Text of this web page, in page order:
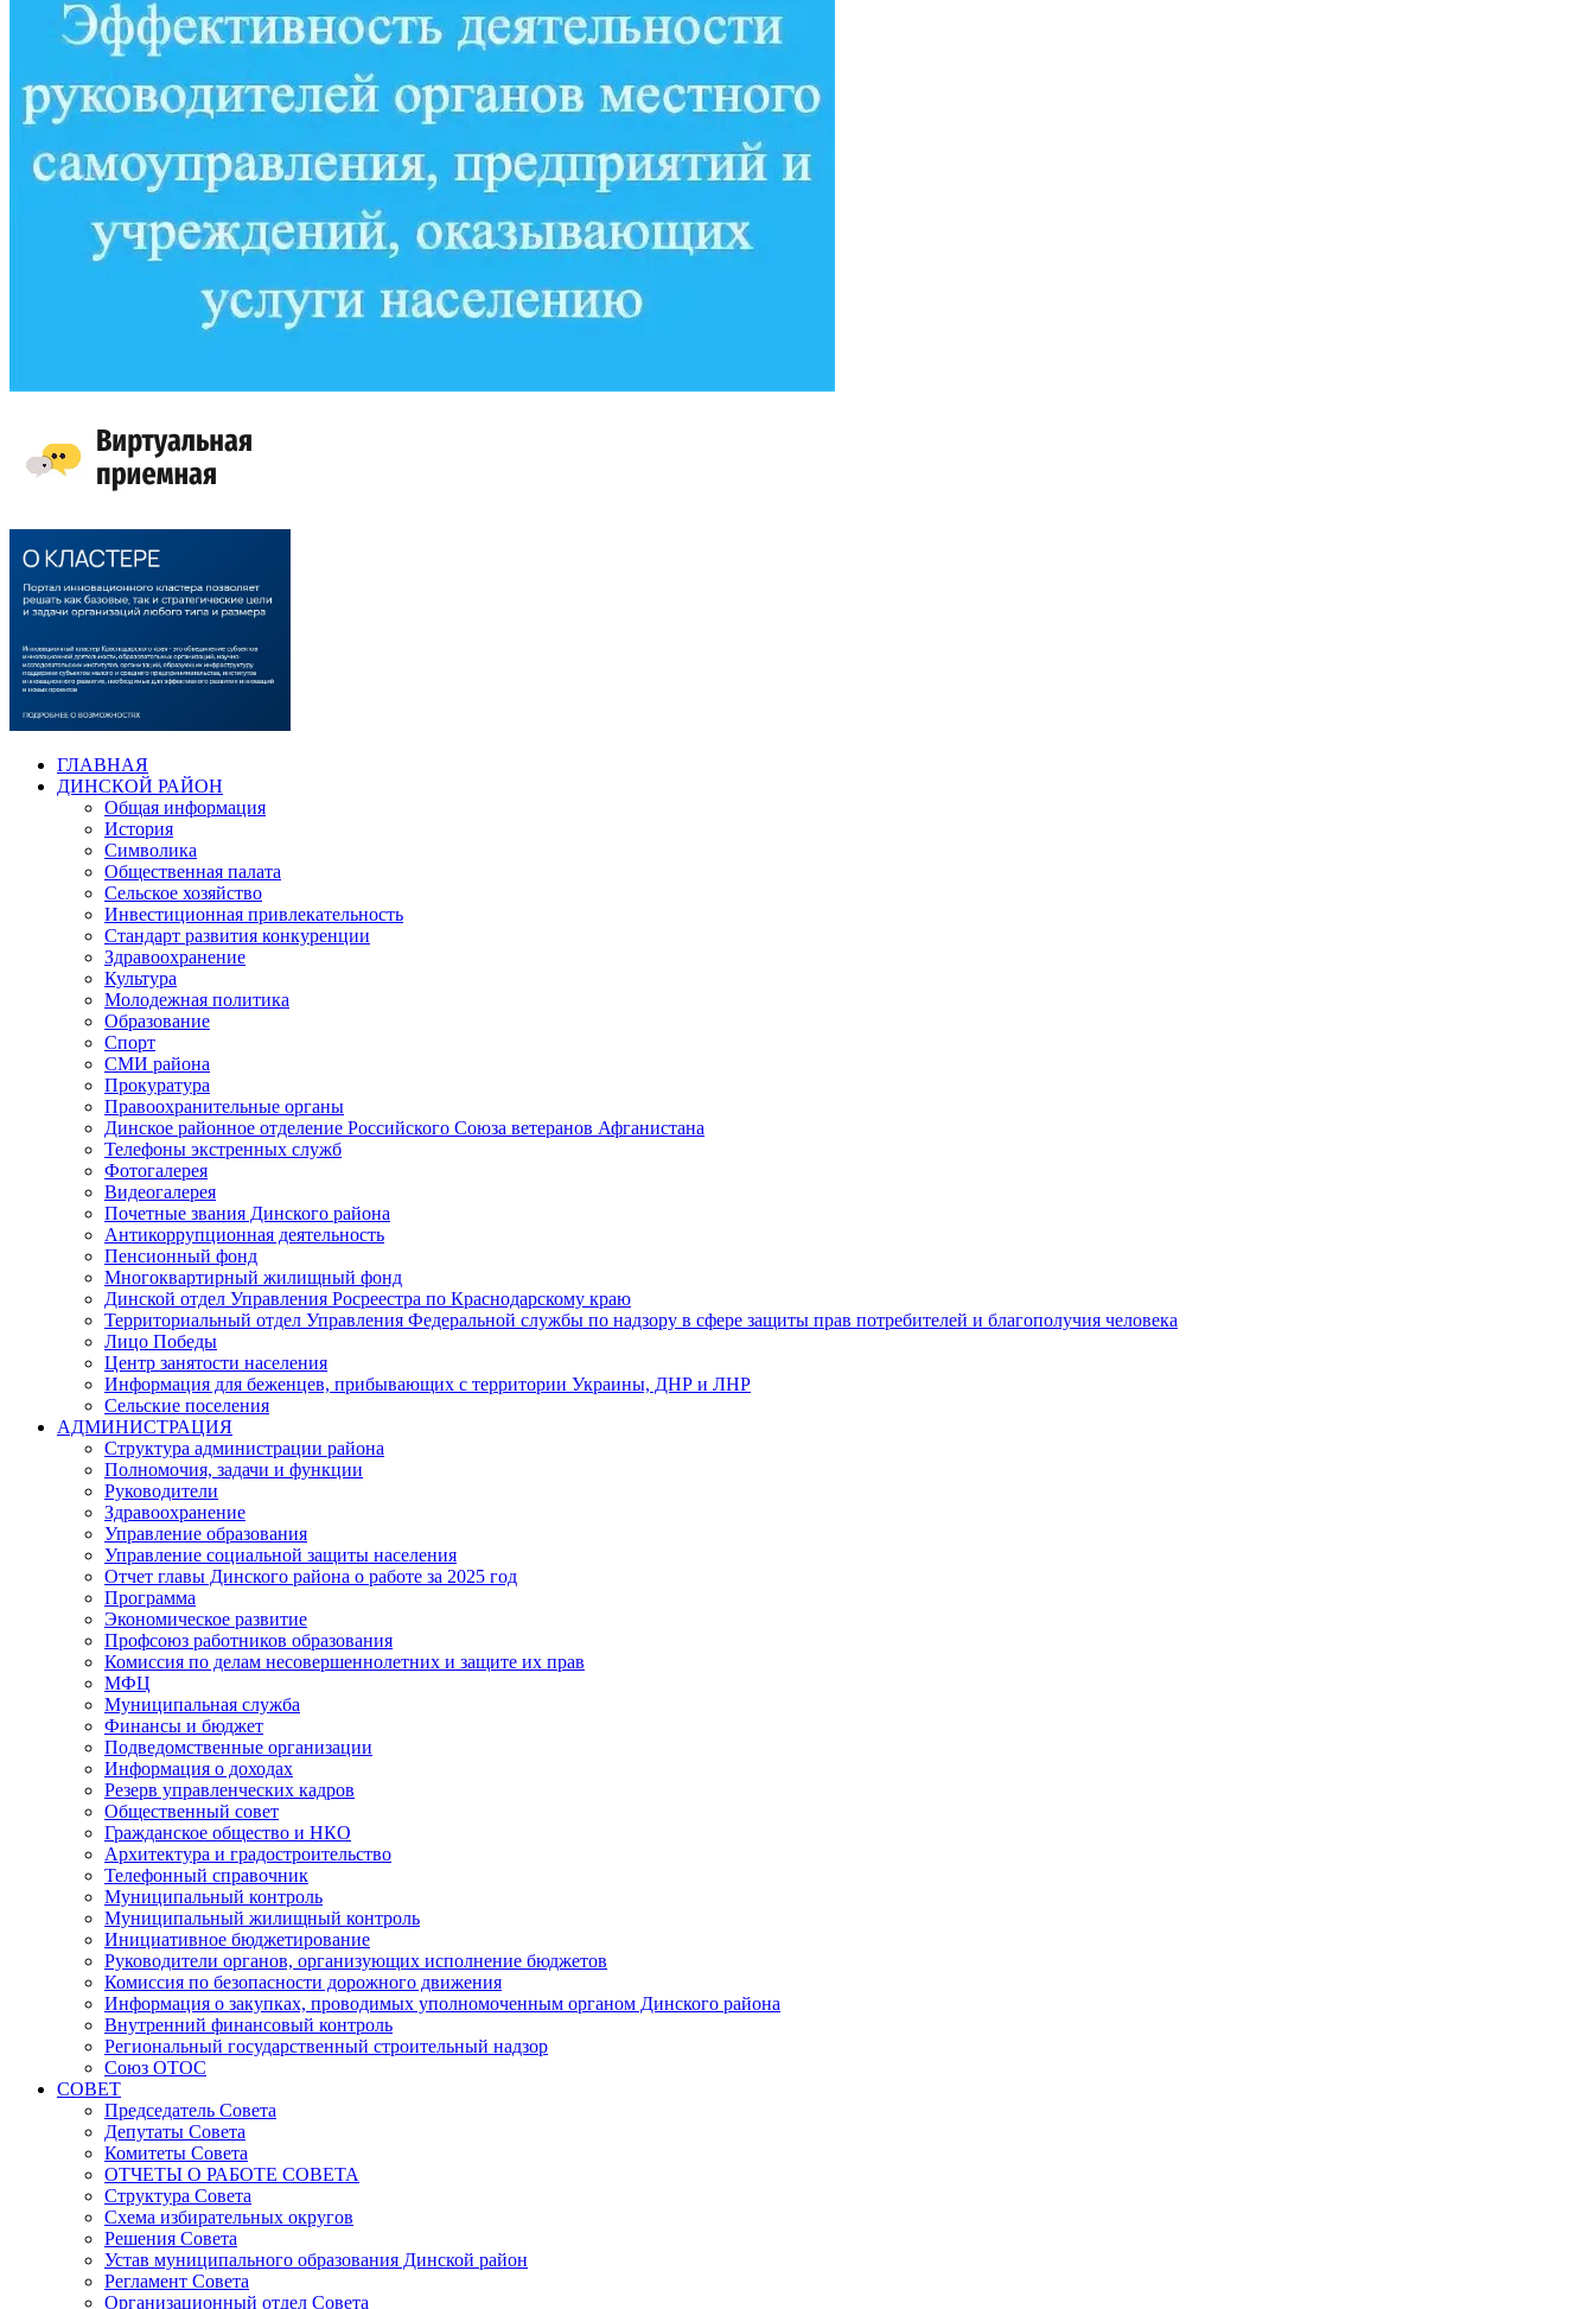
ГЛАВНАЯ
ДИНСКОЙ РАЙОН
Общая информация
История
Символика
Общественная палата
Сельское хозяйство
Инвестиционная привлекательность
Стандарт развития конкуренции
Здравоохранение
Культура
Молодежная политика
Образование
Спорт
СМИ района
Прокуратура
Правоохранительные органы
Динское районное отделение Российского Союза ветеранов Афганистана
Телефоны экстренных служб
Фотогалерея
Видеогалерея
Почетные звания Динского района
Антикоррупционная деятельность
Пенсионный фонд
Многоквартирный жилищный фонд
Динской отдел Управления Росреестра по Краснодарскому краю
Территориальный отдел Управления Федеральной службы по надзору в сфере защиты прав потребителей и благополучия человека
Лицо Победы
Центр занятости населения
Информация для беженцев, прибывающих с территории Украины, ДНР и ЛНР
Сельские поселения
АДМИНИСТРАЦИЯ
Структура администрации района
Полномочия, задачи и функции
Руководители
Здравоохранение
Управление образования
Управление социальной защиты населения
Отчет главы Динского района о работе за 2025 год
Программа
Экономическое развитие
Профсоюз работников образования
Комиссия по делам несовершеннолетних и защите их прав
МФЦ
Муниципальная служба
Финансы и бюджет
Подведомственные организации
Информация о доходах
Резерв управленческих кадров
Общественный совет
Гражданское общество и НКО
Архитектура и градостроительство
Телефонный справочник
Муниципальный контроль
Муниципальный жилищный контроль
Инициативное бюджетирование
Руководители органов, организующих исполнение бюджетов
Комиссия по безопасности дорожного движения
Информация о закупках, проводимых уполномоченным органом Динского района
Внутренний финансовый контроль
Региональный государственный строительный надзор
Союз ОТОС
СОВЕТ
Председатель Совета
Депутаты Совета
Комитеты Совета
ОТЧЕТЫ О РАБОТЕ СОВЕТА
Структура Совета
Схема избирательных округов
Решения Совета
Устав муниципального образования Динской район
Регламент Совета
Организационный отдел Совета